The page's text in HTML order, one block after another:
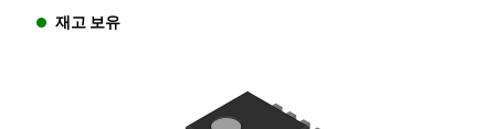
재고 보유